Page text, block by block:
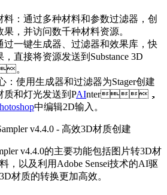
：通过多种材料和参数过滤器，创
，并访问数千种材料资源。
一键生成器、过滤器和效果库，快
，直接将资源发送到Substance 3D
。
：使用生成器和过滤器为Stager创建
材质和灯光发送到PAInter，
中编辑2D输入。
v4.4.0的主要功能包括图片转3D材
，以及利用Adobe Sensei技术的AI驱
材质的转换更加高效。